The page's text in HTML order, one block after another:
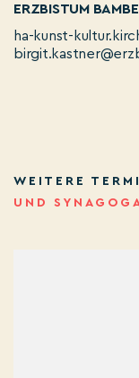
ERZBISTUM
ha-kunst-
WEITERE
UND